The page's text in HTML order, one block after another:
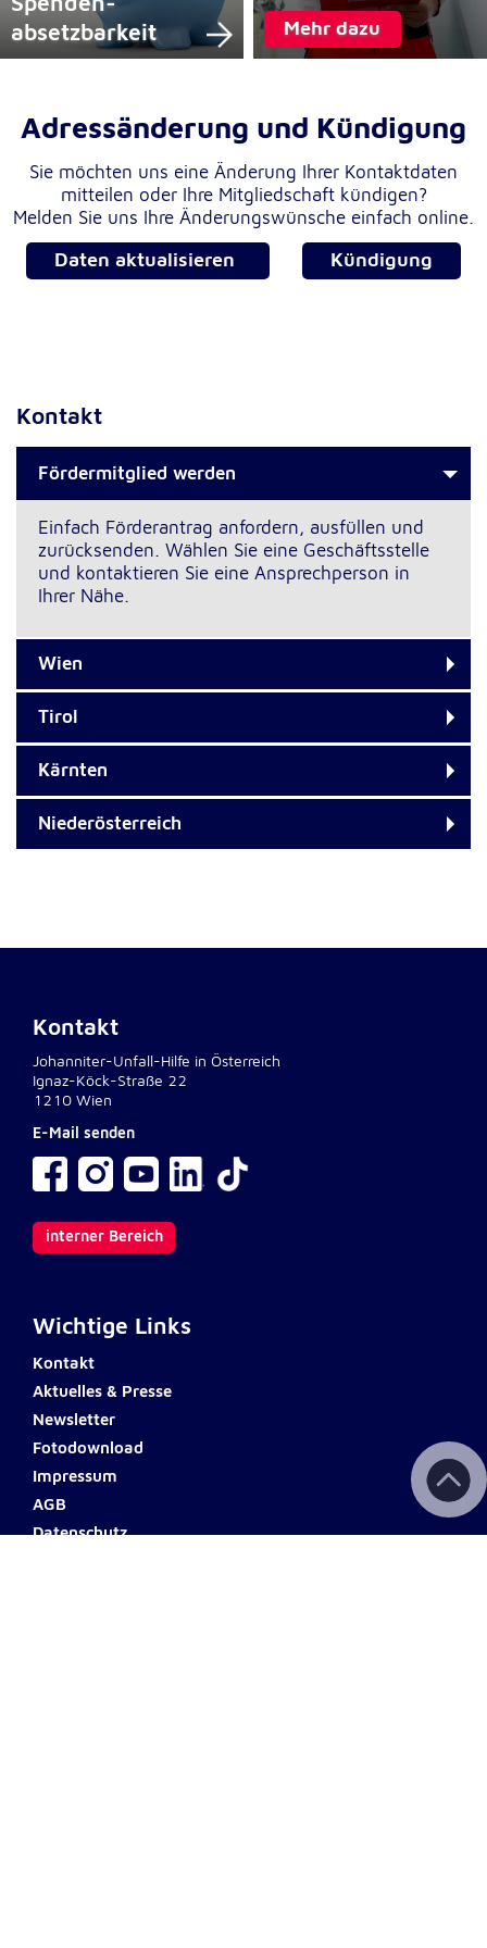
absetzbar­keit
Mehr dazu
Adressänderung und Kündigung
Sie möchten uns eine Änderung Ihrer Kontaktdaten
mitteilen oder Ihre Mitgliedschaft kündigen?
Melden Sie uns Ihre Änderungswünsche einfach online.
Daten aktualisieren Kündigung
Kontakt
Fördermitglied werden
Einfach Förderantrag anfordern, ausfüllen und
zurücksenden. Wählen Sie eine Geschäftsstelle
und kontaktieren Sie eine Ansprechperson in
Ihrer Nähe.
Wien
Tirol
Kärnten
Niederösterreich
Kontakt
Johanniter-Unfall-Hilfe in Österreich
Ignaz-Köck-Straße 22
1210 Wien
E-Mail senden
interner Bereich
Wichtige Links
Kontakt
Aktuelles & Presse
Newsletter
Fotodownload
Impressum
AGB
Datenschutz
Google LLC
Cookie Laufzeit: